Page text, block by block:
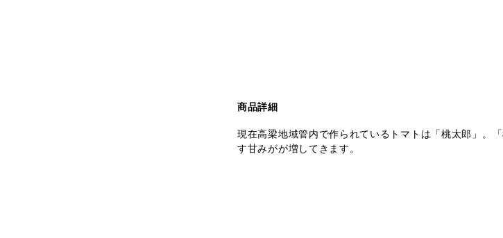
商品詳細
現在高梁地域管内で作られているトマトは「桃太郎」。
す甘みがが増してきます。